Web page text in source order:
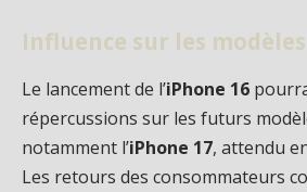
Influence sur les
Le lancement de l’iPhone 16
répercussions sur les futurs
notamment l’iPhone 17, attendu
Les retours des consommateurs